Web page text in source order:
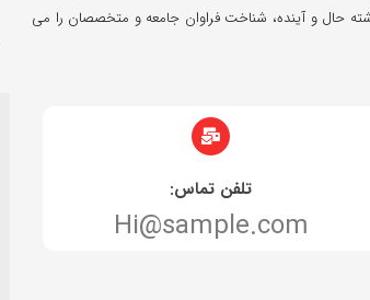
حال و آینده، شناخت فراوان جامعه و متخصصان را می
تلفن تماس:
Hi@sample.com